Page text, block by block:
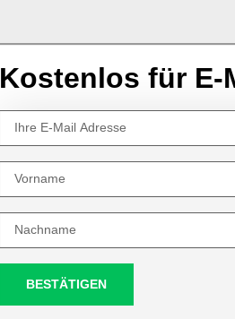
Kostenlos für E-
BESTÄTIGEN